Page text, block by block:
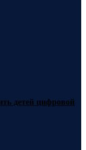
детей цифровой